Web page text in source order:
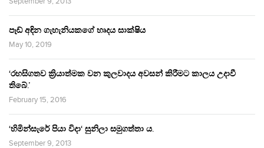
පෑඩ් අඳින ගැහැනියකගේ හෘදය සාක්ෂිය
May 10, 2019
‘රහසිගතව ක්‍රියාත්මක වන කුලවාදය අවසන් කිරීමට කාලය උදාවී
තිබේ.’
February 15, 2016
‘හිමින්සැරේ පියා විදා‘ සුනිලා සමුගත්තා ය.
September 9, 2013